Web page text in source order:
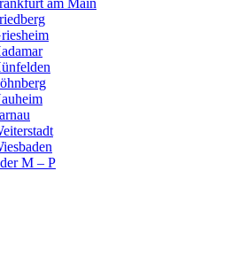
am Main
M – P